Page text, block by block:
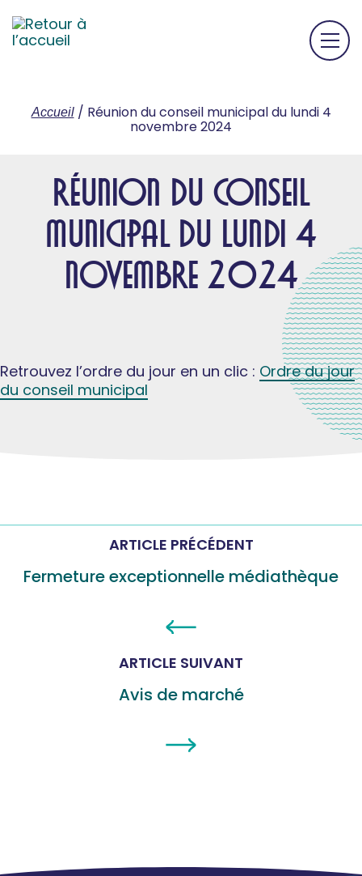
Accueil/ Réunion du conseil municipal du lundi 4
novembre 2024
Réunion du conseil
municipal du lundi 4
novembre 2024
Retrouvez l’ordre du jour en un clic : Ordre du jour
du conseil municipal
ARTICLE PRÉCÉDENT
Fermeture exceptionnelle médiathèque
ARTICLE SUIVANT
Avis de marché